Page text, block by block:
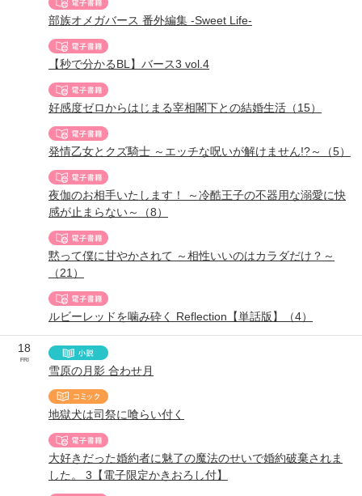
部族オメガバース 番外編集 -Sweet Life-
【秒で分かるBL】バース3 vol.4
好感度ゼロからはじまる宰相閣下との結婚生活（15）
発情乙女とクズ騎士 ～エッチな呪いが解けません!?～（5）
夜伽のお相手いたします！ ～冷酷王子の不器用な溺愛に快
感が止まらない～（8）
黙って僕に甘やかされて ～相性いいのはカラダだけ？～
（21）
ルビーレッドを噛み砕く Reflection【単話版】（4）
18
FRI
雪原の月影 合わせ月
地獄犬は司祭に喰らい付く
大好きだった婚約者に魅了の魔法のせいで婚約破棄されま
した。 3【電子限定かきおろし付】